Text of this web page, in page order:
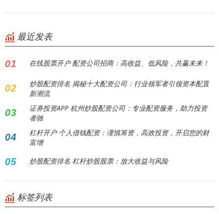
最近发表
01 在线股票开户 配资公司招商：高收益、低风险，共赢未来！
02
炒股配资排名 揭秘十大配资公司：行业领军者引领资本配置
新潮流
03
证券投资APP 杭州炒股配资公司：专业配资服务，助力投资
者驰
04
杠杆开户 个人借钱配资：谨慎筹资，高效投资，开启您的财
富增
05 炒股配资排名 杠杆炒股股票：放大收益与风险
标签列表